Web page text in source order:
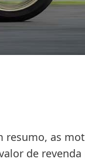
resumo, as
de revenda